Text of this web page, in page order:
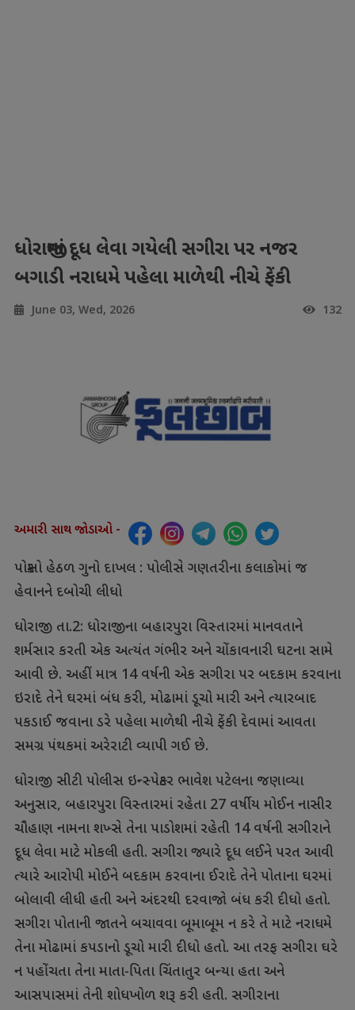
ધોરાજીમાં દૂધ લેવા ગયેલી સગીરા પર નજર
બગાડી નરાધમે પહેલા માળેથી નીચે ફેંકી
June 03, Wed, 2026 132
અમારી સાથ જોડાઓ -
પોક્સો હેઠળ ગુનો દાખલ : પોલીસે ગણતરીના કલાકોમાં જ
હેવાનને દબોચી લીધો
ધોરાજી તા.2: ધોરાજીના બહારપુરા વિસ્તારમાં માનવતાને
શર્મસાર કરતી એક અત્યંત ગંભીર અને ચોંકાવનારી ઘટના સામે
આવી છે. અહીં માત્ર 14 વર્ષની એક સગીરા પર બદકામ કરવાના
ઇરાદે તેને ઘરમાં બંધ કરી, મોઢામાં ડૂચો મારી અને ત્યારબાદ
પકડાઈ જવાના ડરે પહેલા માળેથી નીચે ફેંકી દેવામાં આવતા
સમગ્ર પંથકમાં અરેરાટી વ્યાપી ગઈ છે.
ધોરાજી સીટી પોલીસ ઇન્સ્પેક્ટર ભાવેશ પટેલના જણાવ્યા
અનુસાર, બહારપુરા વિસ્તારમાં રહેતા 27 વર્ષીય મોઈન નાસીર
ચૌહાણ નામના શખ્સે તેના પાડોશમાં રહેતી 14 વર્ષની સગીરાને
દૂધ લેવા માટે મોકલી હતી. સગીરા જ્યારે દૂધ લઈને પરત આવી
ત્યારે આરોપી મોઈને બદકામ કરવાના ઈરાદે તેને પોતાના ઘરમાં
બોલાવી લીધી હતી અને અંદરથી દરવાજો બંધ કરી દીધો હતો.
સગીરા પોતાની જાતને બચાવવા બૂમાબૂમ ન કરે તે માટે નરાધમે
તેના મોઢામાં કપડાનો ડૂચો મારી દીધો હતો. આ તરફ સગીરા ઘરે
ન પહોંચતા તેના માતા-પિતા ચિંતાતુર બન્યા હતા અને
આસપાસમાં તેની શોધખોળ શરૂ કરી હતી. સગીરાના